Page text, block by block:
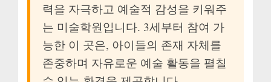
력을 자극하고 예술적 감성을 키워주
는 미술학원입니다. 3세부터 참여 가
능한 이 곳은, 아이들의 존재 자체를
존중하며 자유로운 예술 활동을 펼칠